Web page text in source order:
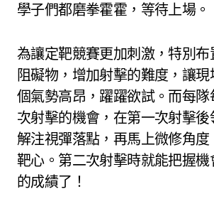
學子們都磨拳霍霍，等待上場。
為讓定靶競賽更加刺激，特別
阻礙物，增加射擊的難度，讓
個氣勢高昂，躍躍欲試。而每
次射擊的機會，在第一次射擊
解注視彈落點，再馬上微修角
靶心。第二次射擊時就能把握
的成績了！